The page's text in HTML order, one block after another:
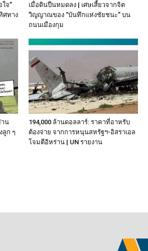
จ”
ศทาง
เมื่อดินปืนหมดลง | เศษเสี้ยวจากจิต
วิญญาณของ “บันทึกแห่งชัยชนะ” บน
ถนนเมืองกุม
าน
ลูก ๆ
194,000 ล้านดอลลาร์: ราคาที่อาหรับ
ต้องจ่าย จากการหนุนสหรัฐฯ‑อิสราเอล
โจมตีอิหร่าน | UN รายงาน